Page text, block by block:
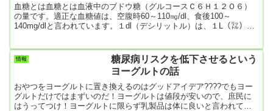
血糖とは血糖とは血液中のブドウ糖（グルコースＣ６Ｈ１２Ｏ６）
の量です。適正な血糖値は、空腹時60～110㎎/dl、食後100～
140mg/dlと言われています。１dl（デシリットル）は、１L（㍑）の
分）に最大、140mg（0.14g）のブドウ糖が含まれていることになり
ます。そこで、この血糖が常時、正常値を超えた状態が続くと血管
情報
糖尿病リスクを低下させるという
ヨーグルトの話
おやつをヨーグルトに置き換えるのはグッドアイデア????でもヨー
グルトだけではまずいのだ！ヨーグルトは値段が安いので、庶民に
はうってつけ！ヨーグルトに限らず乳製品は体に良いと言われてい